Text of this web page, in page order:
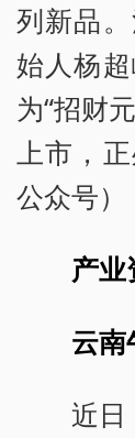
列新品
始人杨
为“招财
上市，
公众号）
产
云南
近日